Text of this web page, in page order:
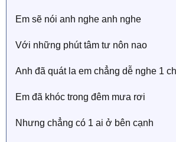
Em sẽ nói anh nghe anh nghe
Với những phút tâm tư nôn nao
Anh đã quát la em chẳng dễ nghe 1
Em đã khóc trong đêm mưa rơi
Nhưng chẳng có 1 ai ở bên cạnh